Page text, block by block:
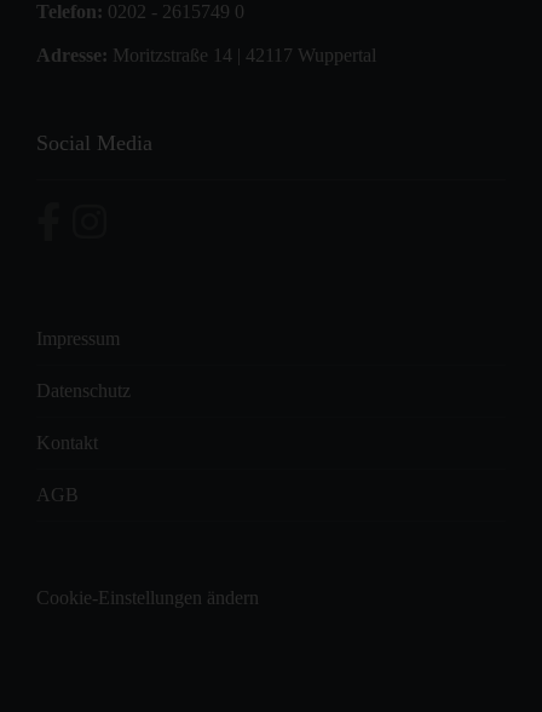
Telefon: 0202 - 2615749 0
Adresse: Moritzstraße 14 | 42117 Wuppertal
Social Media
Impressum
Datenschutz
Kontakt
AGB
Cookie-Einstellungen ändern